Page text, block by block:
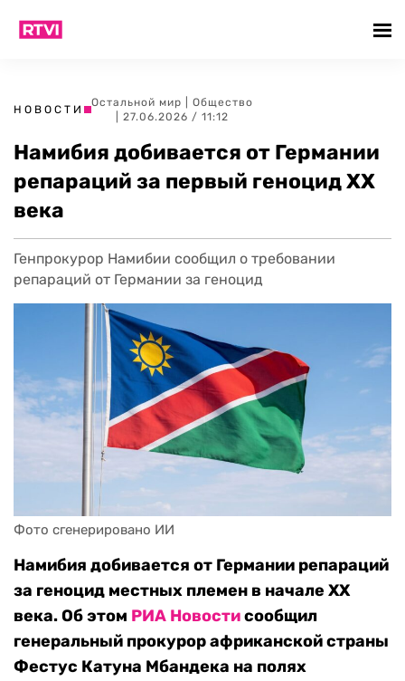
НОВОСТИ
Остальной мир
Общество
| 27.06.2026 / 11:12
Намибия добивается от Германии
репараций за первый геноцид ХХ
века
Генпрокурор Намибии сообщил о требовании
репараций от Германии за геноцид
Фото сгенерировано ИИ
Намибия добивается от Германии репараций
за геноцид местных племен в начале XX
века. Об этом РИА Новостисообщил
генеральный прокурор африканской страны
Фестус Катуна Мбандека на полях